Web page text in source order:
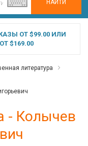
НАЙТИ
ОТ $99.00 ИЛИ
$169.00
литература
- Колычев